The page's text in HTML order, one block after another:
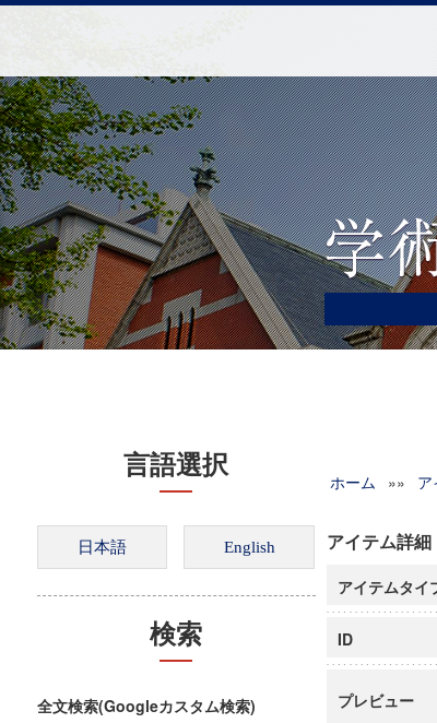
言語選択
検索
全文検索(Googleカスタム検索)
ホーム »»
アイテム詳細
アイテムタイ
ID
プレビュー